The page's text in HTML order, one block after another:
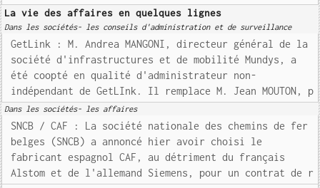
La vie des affaires en quelques lignes
Dans les sociétés- les conseils d'administration et de surveillance
GetLink : M. Andrea MANGONI, directeur général de la
société d'infrastructures et de mobilité Mundys, a
été coopté en qualité d'administrateur non-
indépendant de GetLInk. Il remplace M. Jean MOUTON, p
Dans les sociétés- les affaires
SNCB / CAF : La société nationale des chemins de fer
belges (SNCB) a annoncé hier avoir choisi le
fabricant espagnol CAF, au détriment du français
Alstom et de l'allemand Siemens, pour un contrat de r